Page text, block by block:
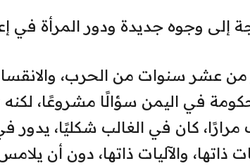
إلى وجوه جديدة ودور المرأة في
من عشر سنوات من الحرب،
في اليمن سؤالًا مشروعًا،
كان في الغالب شكليًا، يدور
ذاتها، والآليات ذاتها، دون أن